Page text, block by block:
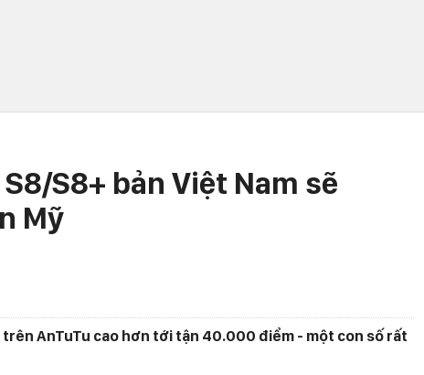
S8+ bản Việt Nam sẽ
Mỹ
AnTuTu cao hơn tới tận 40.000 điểm - một con số rất